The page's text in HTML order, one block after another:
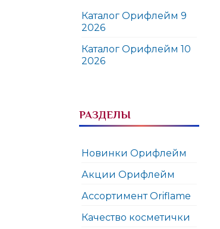
Каталог Орифлейм 9
2026
Каталог Орифлейм 10
2026
РАЗДЕЛЫ
Новинки Орифлейм
Акции Орифлейм
Ассортимент Oriflame
Качество косметички